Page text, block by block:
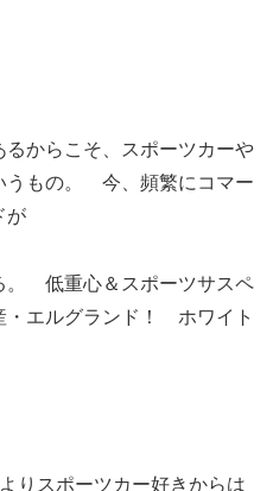
からこそ、スポーツカーや
うもの。 今、頻繁にコマー
が
。 低重心＆スポーツサスペ
エルグランド！ ホワイト
りスポーツカー好きからは